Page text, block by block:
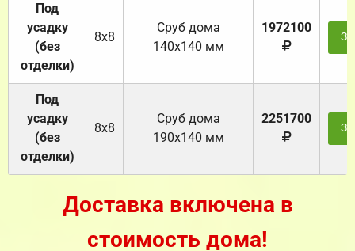
Под
усадку
(без
отделки)
8х8
Cруб дома
140х140 мм
1972100
Под
усадку
(без
отделки)
8х8
Cруб дома
190х140 мм
2251700
Доставка включена в
стоимость дома!